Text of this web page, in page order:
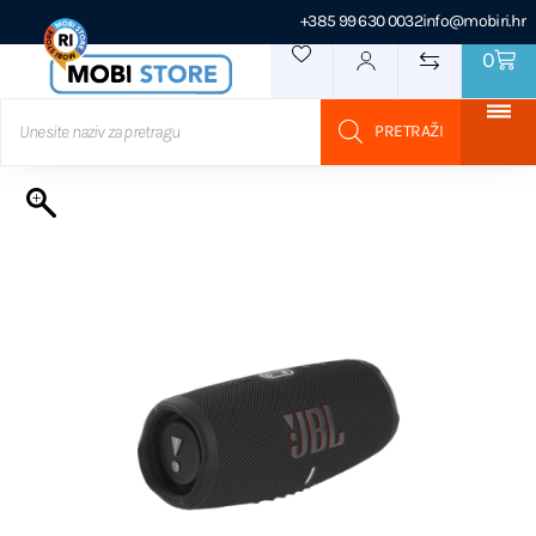
+385 99 630 0032info@mobiri.hr
0